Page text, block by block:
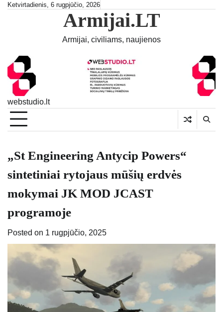
SkipKetvirtadienis, 6 rugpjūčio, 2026
Armijai.LT
Armijai, civiliams, naujienos
webstudio.lt
„St Engineering Antycip Powers“
sintetiniai rytojaus mūšių erdvės
mokymai JK MOD JCAST
programoje
Posted on 1 rugpjūčio, 2025